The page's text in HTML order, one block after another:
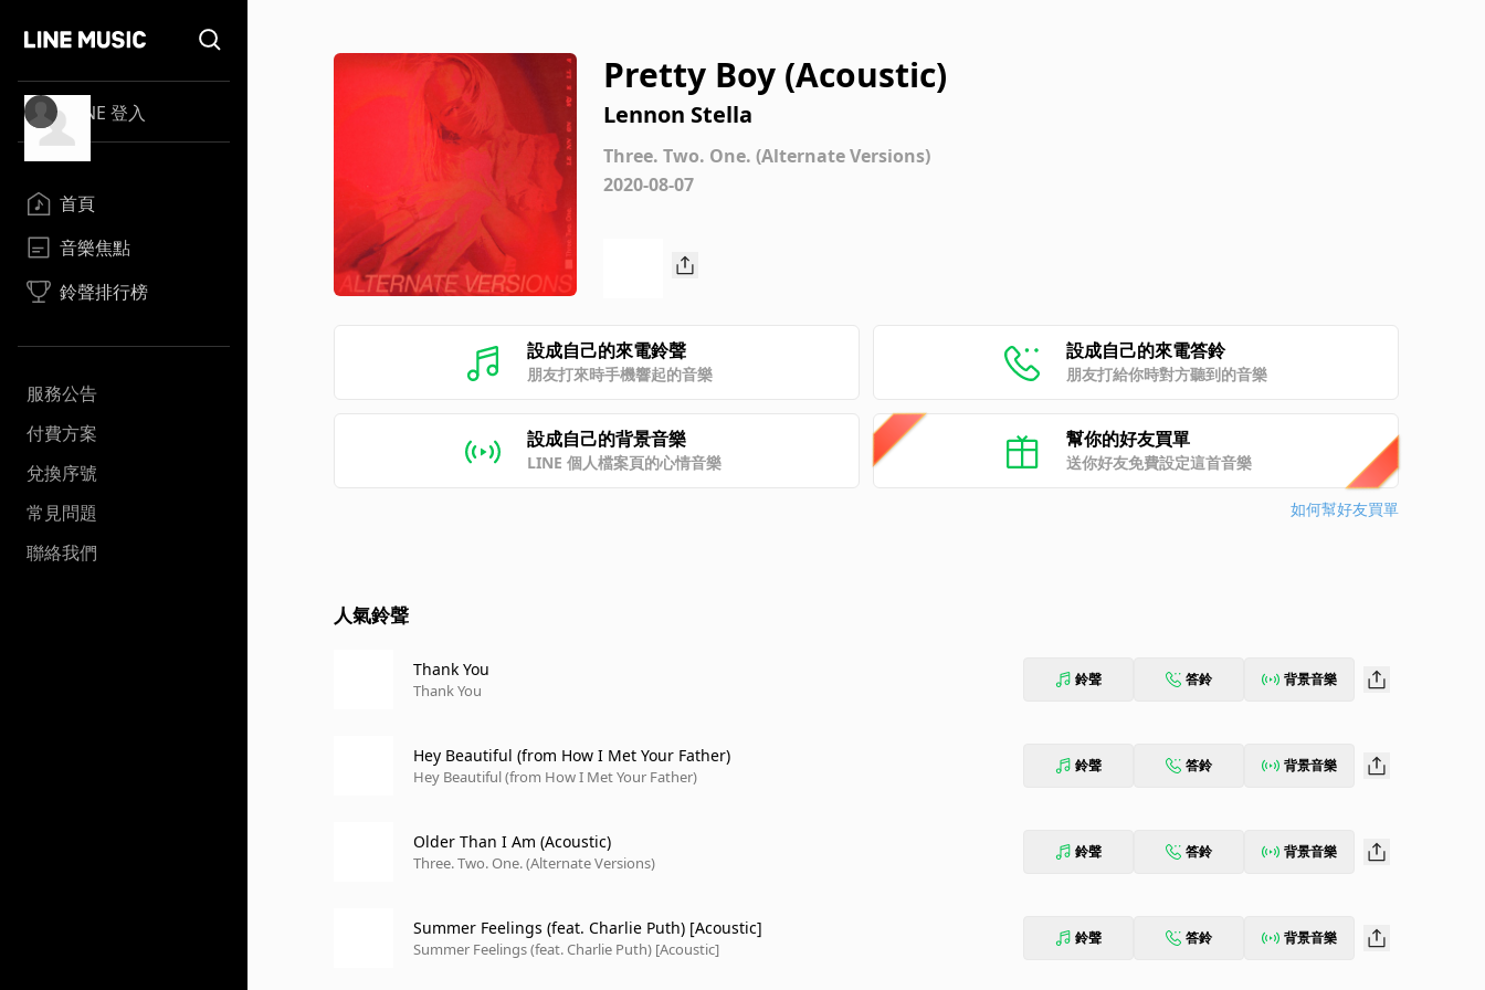
LINE 登入
首頁
音樂焦點
鈴聲排行榜
服務公告
付費方案
兌換序號
常見問題
聯絡我們
Pretty Boy (Acoustic)
Lennon Stella
Three. Two. One. (Alternate Versions)
2020-08-07
設成自己的來電鈴聲
朋友打來時手機響起的音樂
設成自己的來電答鈴
朋友打給你時對方聽到的音樂
設成自己的背景音樂
LINE 個人檔案頁的心情音樂
幫你的好友買單
送你好友免費設定這首音樂
如何幫好友買單
人氣鈴聲
Thank You
Thank You
鈴聲 答鈴 背景音樂
Hey Beautiful (from How I Met Your Father)
Hey Beautiful (from How I Met Your Father)
鈴聲 答鈴 背景音樂
Older Than I Am (Acoustic)
Three. Two. One. (Alternate Versions)
鈴聲 答鈴 背景音樂
Summer Feelings (feat. Charlie Puth) [Acoustic]
Summer Feelings (feat. Charlie Puth) [Acoustic]
鈴聲 答鈴 背景音樂